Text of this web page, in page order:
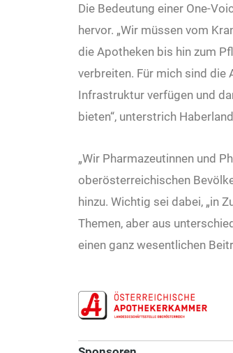
Die Bedeutung einer One-
hervor. „Wir müssen vom
die Apotheken bis hin zum
verbreiten. Für mich sind die
Infra­struktur verfügen und
bieten“, unterstrich
„Wir Pharmazeutinnen und
oberösterreichischen
hinzu. Wichtig sei dabei, „in
Themen, aber aus
einen ganz wesentlichen